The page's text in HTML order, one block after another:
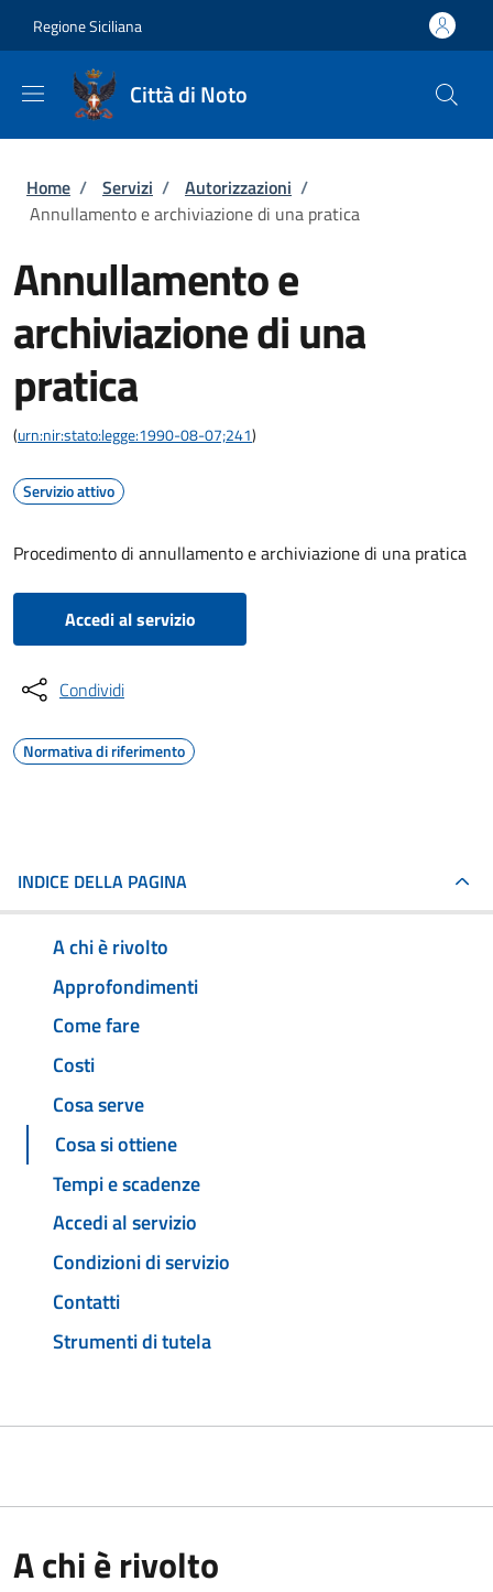
Regione Siciliana
Città di Noto
Briciole di pane
Home / Servizi / Autorizzazioni /
Annullamento e archiviazione di una pratica
Annullamento e
archiviazione di una
pratica
(urn:nir:stato:legge:1990-08-07;241)
Servizio attivo
Procedimento di annullamento e archiviazione di una pratica
Accedi al servizio
Condividi
Normativa di riferimento
INDICE DELLA PAGINA
A chi è rivolto
Approfondimenti
Come fare
Costi
Cosa serve
Cosa si ottiene
Tempi e scadenze
Accedi al servizio
Condizioni di servizio
Contatti
Strumenti di tutela
A chi è rivolto